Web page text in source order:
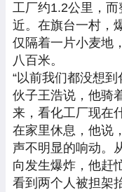
工厂约1.2公里，
近。在旗台一村，
仅隔着一片小麦地
八百米。
“以前我们都没想
伙子王浩说，他骑
来，看化工厂现在
在家里休息，他说
声不明显的响动。
向发生爆炸，他赶
看到两个人被担架